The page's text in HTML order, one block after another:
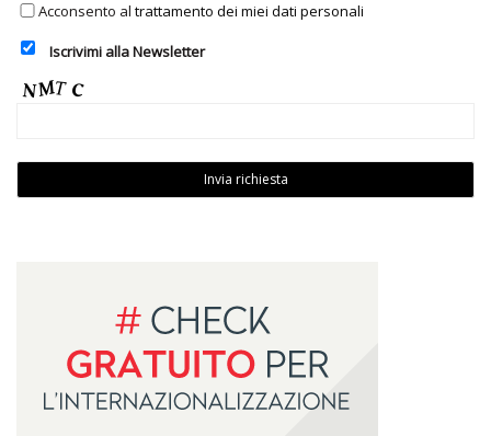
Acconsento al trattamento dei miei dati personali
Iscrivimi alla Newsletter